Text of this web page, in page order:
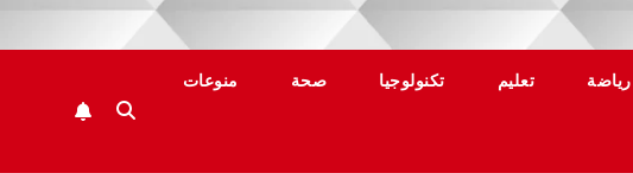
رياضة تعليم تكنولوجيا صحة منوعات